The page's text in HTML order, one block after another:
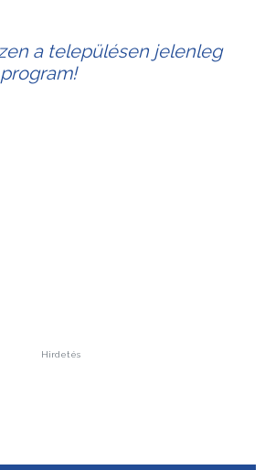
a településen jelenleg
Hirdetés